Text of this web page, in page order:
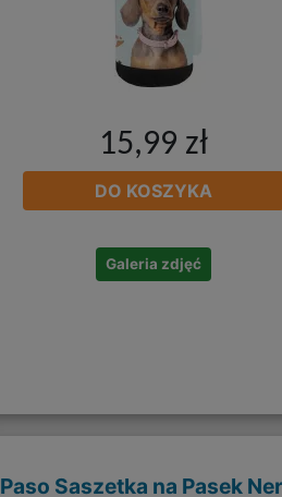
15,99 zł
DO KOSZYKA
Galeria zdjęć
Paso Saszetka na Pasek